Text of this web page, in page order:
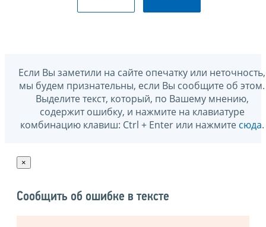
Если Вы заметили на сайте опечатку или неточность,
мы будем признательны, если Вы сообщите об этом.
Выделите текст, который, по Вашему мнению,
содержит ошибку, и нажмите на клавиатуре
комбинацию клавиш: Ctrl + Enter или нажмите сюда.
×
Сообщить об ошибке в тексте